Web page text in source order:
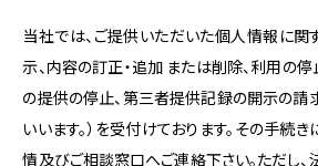
当社では、ご提供いただいた個人情報に関
示、内容の訂正・追加 または削除、利用の
の提供の停止、第三者提供記録の開示の請
いいます。）を受付けております。その手続
情及びご相談窓口へご連絡下さい。ただし